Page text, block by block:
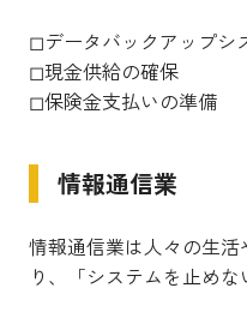
◻︎データバックアップシ
◻︎現金供給の確保
◻︎保険金支払いの準備
情報通信業
情報通信業は人々の生
り、「システムを止め